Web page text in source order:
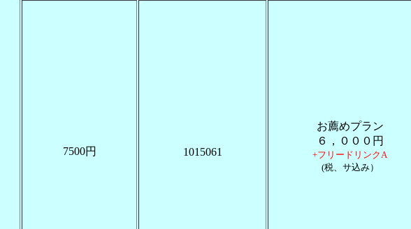
7500円 1015061
お薦めプラン
６，０００円
+フリードリンクA
(税、サ込み）